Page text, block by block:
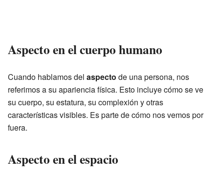
Aspecto en el cuerpo humano
Cuando hablamos del aspecto de una persona, nos
referimos a su apariencia física. Esto incluye cómo se ve
su cuerpo, su estatura, su complexión y otras
características visibles. Es parte de cómo nos vemos por
fuera.
Aspecto en el espacio